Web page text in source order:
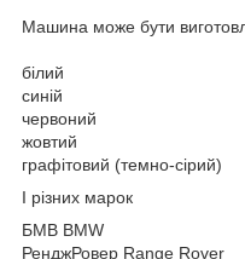
Машина може бути
білий
синій
червоний
жовтий
графітовий (темно-сірий)
І різних марок
БМВ BMW
РенджРовер Range Rover